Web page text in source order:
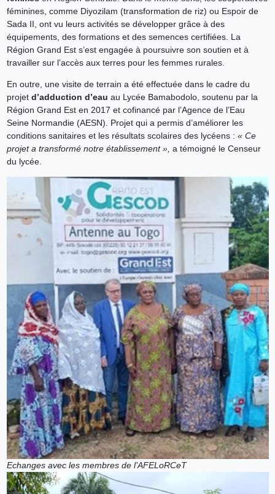
féminines, comme Diyozilam (transformation de riz) ou Espoir de
Sada II, ont vu leurs activités se développer grâce à des
équipements, des formations et des semences certifiées. La
Région Grand Est s’est engagée à poursuivre son soutien et à
travailler sur l’accès aux terres pour les femmes rurales.
En outre, une visite de terrain a été effectuée dans le cadre du
projetd’adduction d’eau au Lycée Bamabodolo, soutenu par la
Région Grand Est en 2017 et cofinancé par l’Agence de l’Eau
Seine Normandie (AESN). Projet qui a permis d’améliorer les
conditions sanitaires et les résultats scolaires des lycéens : « Ce
projet a transformé notre établissement », a témoigné le Censeur
du lycée.
Echanges avec les membres de l’AFELoRCeT